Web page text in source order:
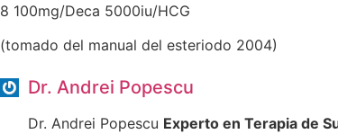
8 100mg/Deca 5000iu/HCG
(tomado del manual del esteriodo 2004)
Dr. Andrei Popescu
Dr. Andrei Popescu Experto en Terapia de